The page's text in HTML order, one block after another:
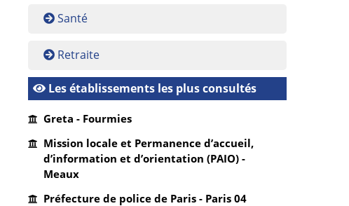
Santé
Retraite
Les établissements les plus consultés
Greta - Fourmies
Mission locale et Permanence d’accueil,
d’information et d’orientation (PAIO) -
Meaux
Préfecture de police de Paris - Paris 04